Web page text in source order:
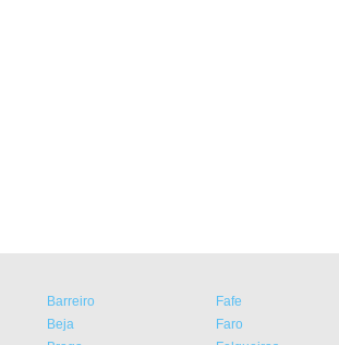
Barreiro
Beja
Fafe
Faro